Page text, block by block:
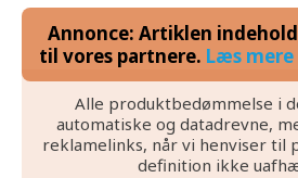
Annonce: Artiklen
til vores partnere. Læs mere
Alle produktbedømmelse i
automatiske og datadrevne,
reklamelinks, når vi henviser til
definition ikke